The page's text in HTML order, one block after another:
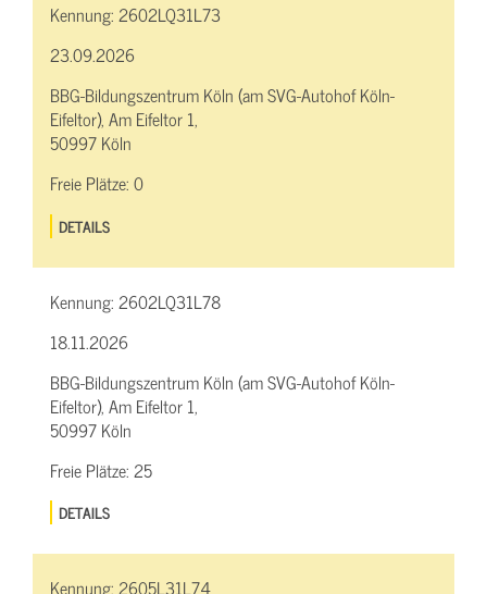
Kennung:2602LQ31L73
23.09.2026
BBG-Bildungszentrum Köln (am SVG-Autohof Köln-
Eifeltor), Am Eifeltor 1,
50997 Köln
Freie Plätze:0
DETAILS
Kennung:2602LQ31L78
18.11.2026
BBG-Bildungszentrum Köln (am SVG-Autohof Köln-
Eifeltor), Am Eifeltor 1,
50997 Köln
Freie Plätze:25
DETAILS
Kennung:2605L31L74